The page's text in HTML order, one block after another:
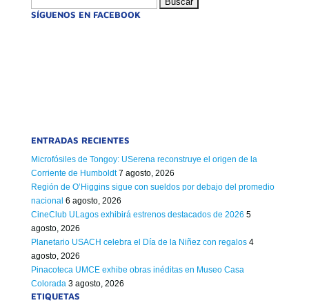
SÍGUENOS EN FACEBOOK
ENTRADAS RECIENTES
Microfósiles de Tongoy: USerena reconstruye el origen de la
Corriente de Humboldt 7 agosto, 2026
Región de O’Higgins sigue con sueldos por debajo del promedio
nacional 6 agosto, 2026
CineClub ULagos exhibirá estrenos destacados de 2026 5
agosto, 2026
Planetario USACH celebra el Día de la Niñez con regalos 4
agosto, 2026
Pinacoteca UMCE exhibe obras inéditas en Museo Casa
Colorada 3 agosto, 2026
ETIQUETAS